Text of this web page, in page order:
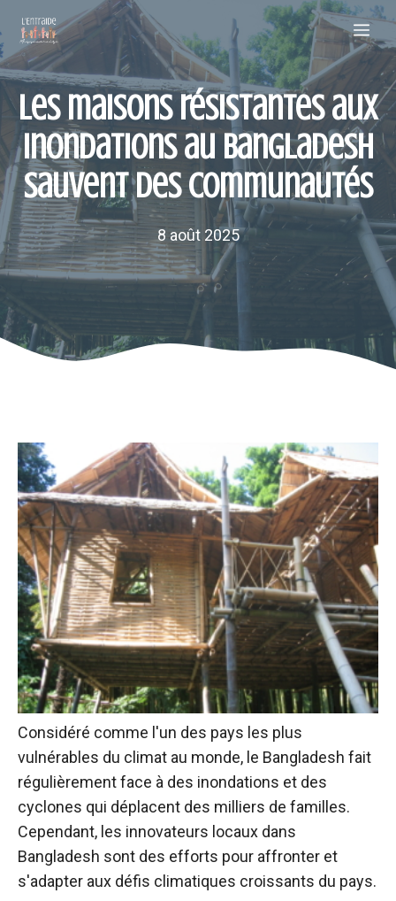
au
contenu
Les maisons résistantes aux
inondations au Bangladesh
sauvent des communautés
8 août 2025
Considéré comme l'un des pays les plus
vulnérables du climat au monde, le Bangladesh fait
régulièrement face à des inondations et des
cyclones qui déplacent des milliers de familles.
Cependant, les innovateurs locaux dans
Bangladesh sont des efforts pour affronter et
s'adapter aux défis climatiques croissants du pays.